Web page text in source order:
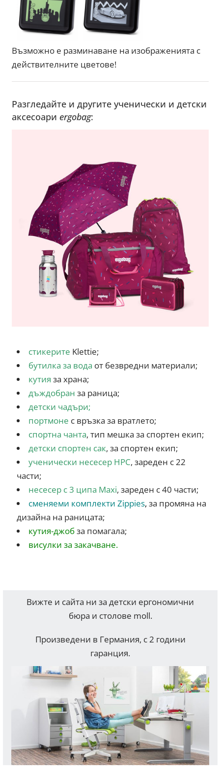
Възможно е разминаване на изображенията с
действителните цветове!
Разгледайте и другите ученически и детски
аксесоариergobag:
стикерите Klettie;
бутилка за вода от безвредни материали;
кутия за храна;
дъждобран за раница;
детски чадъри;
портмоне с връзка за вратлето;
спортна чанта, тип мешка за спортен екип;
детски спортен сак, за спортен екип;
ученически несесер HPC, зареден с 22
части;
несесер с 3 ципа Maxi, зареден с 40 части;
сменяеми комплекти Zippies,за промяна на
дизайна на раницата;
кутия-джобза помагала;
висулки за закачване.
Вижте и сайта ни за детски ергономични
бюра и столове moll.
Произведени в Германия, с 2 години
гаранция.